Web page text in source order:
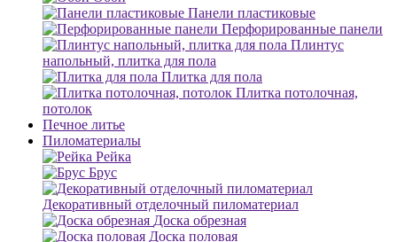
Панели пластиковые
Перфорированные панели
Плинтус
напольный, плитка для пола
Плитка для пола
Плитка потолочная,
потолок
Печное литье
Пиломатериалы
Рейка
Брус
Декоративный отделочный пиломатериал
Доска обрезная
Доска половая